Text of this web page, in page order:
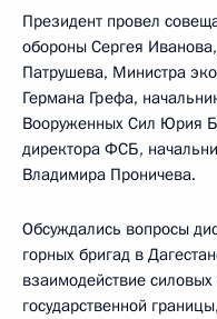
Президент провел
обороны Сергея
Патрушева, Министра
Германа Грефа,
Вооруженных Сил Юрия
директора ФСБ,
Владимира Проничева.
Обсуждались вопросы
горных бригад в
взаимодействие силовых
государственной